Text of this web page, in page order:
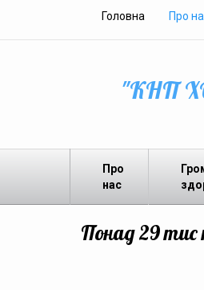
Головна Про
"КНП
Про
нас
Понад 29 тис